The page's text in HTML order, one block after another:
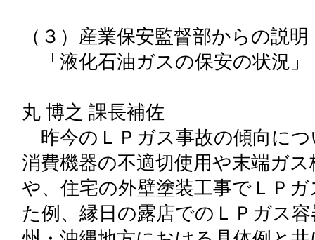
（３）産業保安監督部からの説明
「液化石油ガスの保安の状況」
丸 博之 課長補佐
昨今のＬＰガス事故の傾向に
消費機器の不適切使用や末端ガ
や、住宅の外壁塗装工事でＬＰ
た例、縁日の露店でのＬＰガス